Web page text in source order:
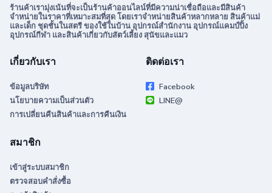
ร้านค้าเรามุ่งเน้นที่จะเป็นร้านค้าออนไลน์ที่มีความน่าเชื่อถือและมีสินค้า
จำหน่ายในราคาที่เหมาะสมที่สุด โดยเราจำหน่ายสินค้าหลากหลาย สินค้าแม่
และเด็ก ชุดชั้นในสตรี ของใช้ในบ้าน อุปกรณ์สำนักงาน อุปกรณ์แคมป์ปิ้ง
อุปกรณ์กีฬา และสินค้าเกี่ยวกับสัตว์เลี้ยง สุนัขและแมว
เกี่ยวกับเรา
ข้อมูลบริษัท
นโยบายความเป็นส่วนตัว
การเปลี่ยนคืนสินค้าและการคืนเงิน
ติดต่อเรา
Facebook
LINE@
สมาชิก
เข้าสู่ระบบสมาชิก
ตรวจสอบคำสั่งซื้อ